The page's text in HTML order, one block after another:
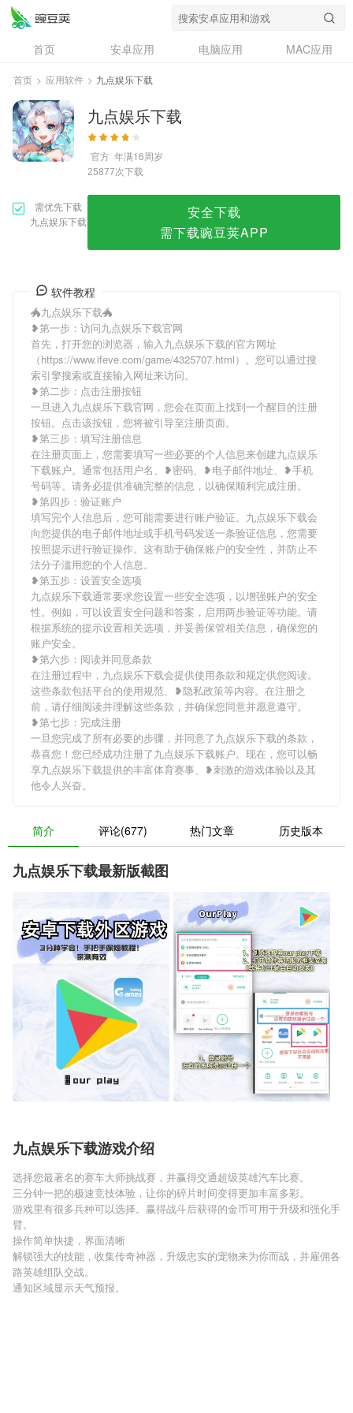
首页 安卓应用 电脑应用
MAC应用
资讯
专题
问答
首页 > 应用软件 > 九点娱乐下载
九点娱乐下载
官方 年满16周岁
25877次下载
需优先下载
九点娱乐下载
安全下载
需下载豌豆荚APP
软件教程
🐲九点娱乐下载🐲
❥第一步：访问九点娱乐下载官网
首先，打开您的浏览器，输入九点娱乐下载的官方网址
（https://www.ifeve.com/game/4325707.html）。您可以通过搜
索引擎搜索或直接输入网址来访问。
❥第二步：点击注册按钮
一旦进入九点娱乐下载官网，您会在页面上找到一个醒目的注册
按钮。点击该按钮，您将被引导至注册页面。
❥第三步：填写注册信息
在注册页面上，您需要填写一些必要的个人信息来创建九点娱乐
下载账户。通常包括用户名、❥密码、❥电子邮件地址、❥手机
号码等。请务必提供准确完整的信息，以确保顺利完成注册。
❥第四步：验证账户
填写完个人信息后，您可能需要进行账户验证。九点娱乐下载会
向您提供的电子邮件地址或手机号码发送一条验证信息，您需要
按照提示进行验证操作。这有助于确保账户的安全性，并防止不
法分子滥用您的个人信息。
❥第五步：设置安全选项
九点娱乐下载通常要求您设置一些安全选项，以增强账户的安全
性。例如，可以设置安全问题和答案，启用两步验证等功能。请
根据系统的提示设置相关选项，并妥善保管相关信息，确保您的
账户安全。
❥第六步：阅读并同意条款
在注册过程中，九点娱乐下载会提供使用条款和规定供您阅读。
这些条款包括平台的使用规范、❥隐私政策等内容。在注册之
前，请仔细阅读并理解这些条款，并确保您同意并愿意遵守。
❥第七步：完成注册
一旦您完成了所有必要的步骤，并同意了九点娱乐下载的条款，
恭喜您！您已经成功注册了九点娱乐下载账户。现在，您可以畅
享九点娱乐下载提供的丰富体育赛事、❥刺激的游戏体验以及其
他令人兴奋。
简介 评论(677) 热门文章 历史版本
九点娱乐下载最新版截图
九点娱乐下载游戏介绍
选择您最著名的赛车大师挑战赛，并赢得交通超级英雄汽车比赛。
三分钟一把的极速竞技体验，让你的碎片时间变得更加丰富多彩。
游戏里有很多兵种可以选择。赢得战斗后获得的金币可用于升级和强化手
臂。
操作简单快捷，界面清晰
解锁强大的技能，收集传奇神器，升级忠实的宠物来为你而战，并雇佣各
路英雄组队交战。
通知区域显示天气预报。